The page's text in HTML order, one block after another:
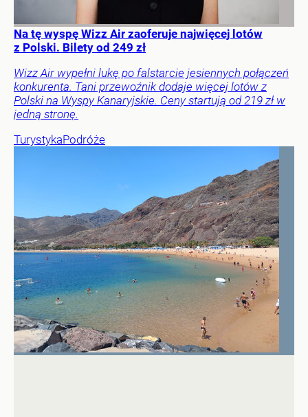
Na tę wyspę Wizz Air zaoferuje najwięcej lotów
z Polski. Bilety od 249 zł
Wizz Air wypełni lukę po falstarcie jesiennych połączeń
konkurenta. Tani przewoźnik dodaje więcej lotów z
Polski na Wyspy Kanaryjskie. Ceny startują od 219 zł w
jedną stronę.
TurystykaPodróże